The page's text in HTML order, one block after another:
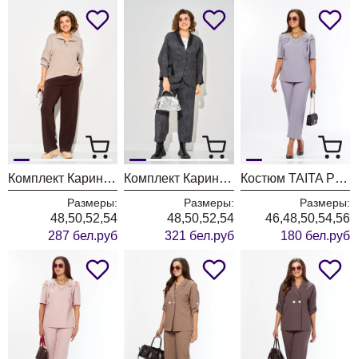
Комплект Карина Делюкс 1460 бежевый
Размеры:
48,50,52,54
287 бел.руб
Комплект Карина Делюкс 1451 антрацит
Размеры:
48,50,52,54
321 бел.руб
Костюм TAITA PLUS 2622/3 лаванда
Размеры:
46,48,50,54,56
180 бел.руб